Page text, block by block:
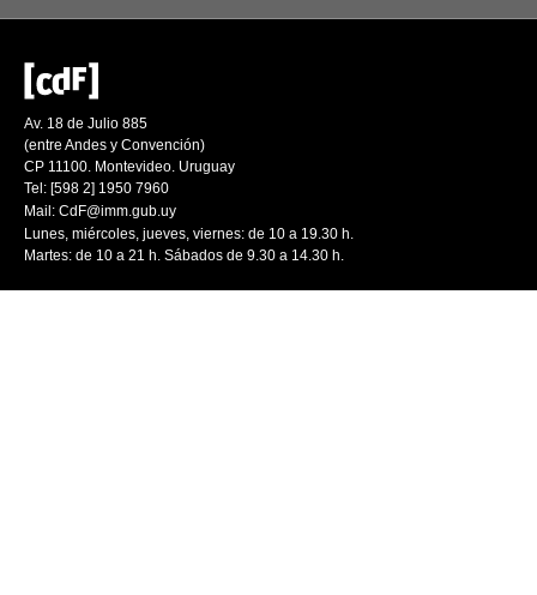
Av. 18 de Julio 885
(entre Andes y Convención)
CP 11100. Montevideo. Uruguay
Tel: [598 2] 1950 7960
Mail: CdF@imm.gub.uy
Lunes, miércoles, jueves, viernes: de 10 a 19.30 h.
Martes: de 10 a 21 h. Sábados de 9.30 a 14.30 h.